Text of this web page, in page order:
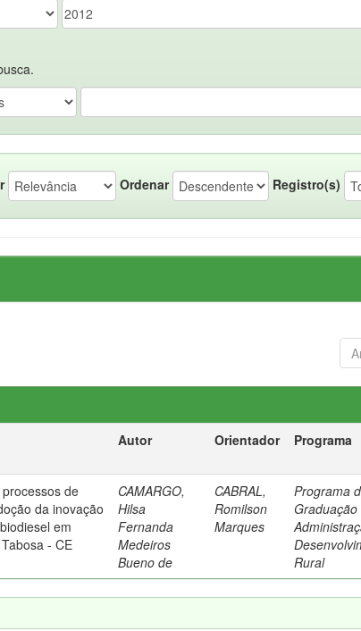
Ordenar Registro(s)
Autor Orientador Programa
de
da inovação
em
- CE
CAMARGO,
Hilsa
Fernanda
Medeiros
Bueno de
CABRAL,
Romilson
Marques
Programa
Graduação
Rural